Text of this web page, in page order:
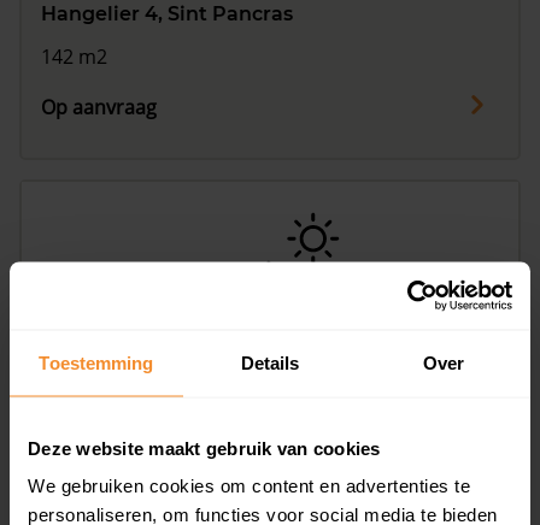
Toestemming Details Over
Deze website maakt gebruik van cookies
We gebruiken cookies om content en advertenties te
personaliseren, om functies voor social media te bieden
Hangelier 4, Sint Pancras
142 m2
Op aanvraag
Op aanvraag